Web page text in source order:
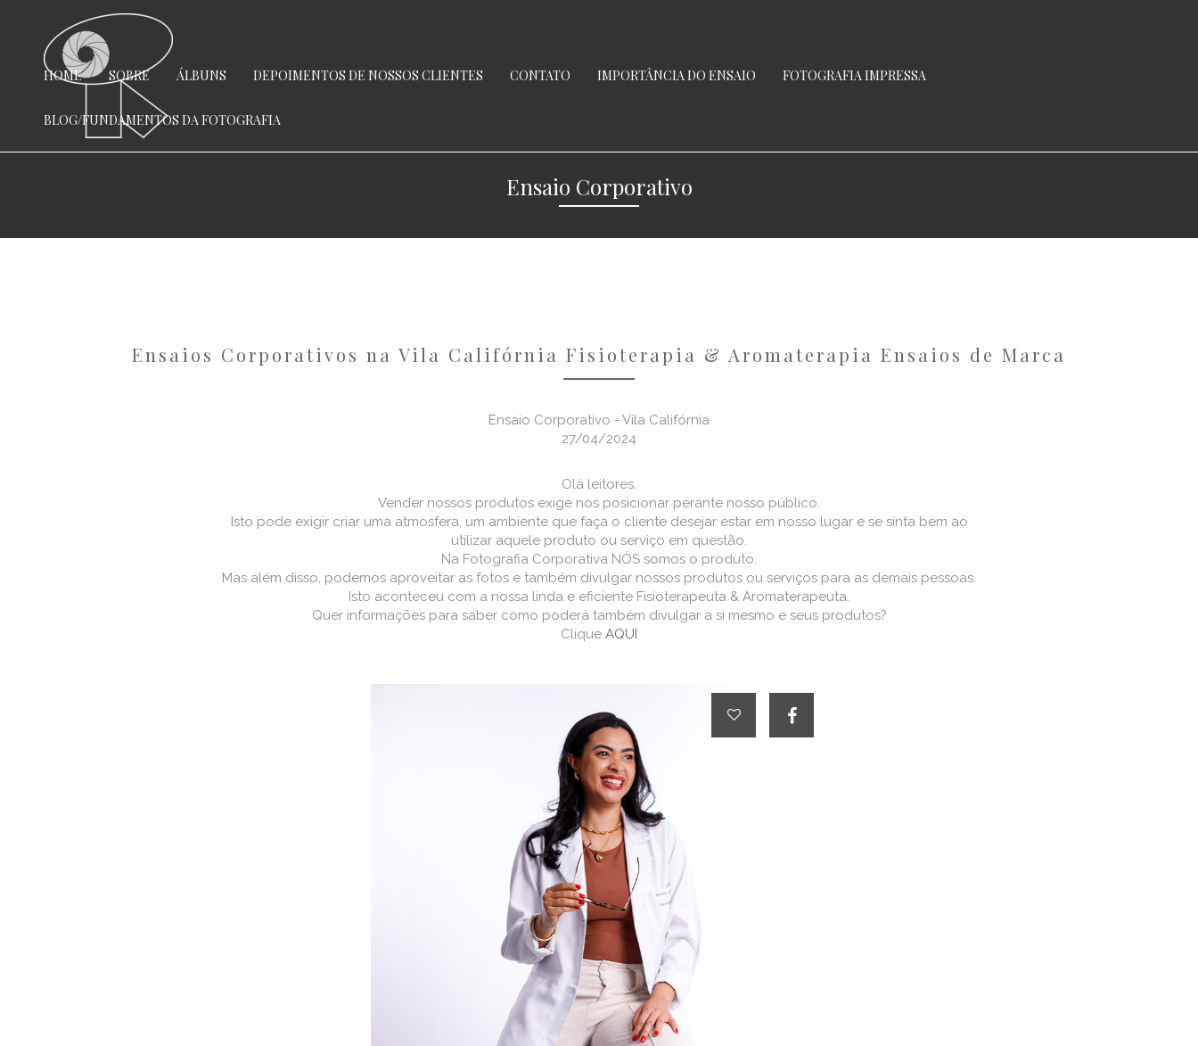
HOME SOBRE ÁLBUNS DEPOIMENTOS DE NOSSOS CLIENTES CONTATO IMPORTÂNCIA DO ENSAIO FOTOGRAFIA IMPRESSA
BLOG/FUNDAMENTOS DA FOTOGRAFIA
Ensaio Corporativo
Ensaios Corporativos na Vila Califórnia Fisioterapia & Aromaterapia Ensaios de Marca
Ensaio Corporativo - Vila Califórnia
27/04/2024
Olá leitores.
Vender nossos produtos exige nos posicionar perante nosso público.
Isto pode exigir criar uma atmosfera, um ambiente que faça o cliente desejar estar em nosso lugar e se sinta bem ao
utilizar aquele produto ou serviço em questão.
Na Fotografia Corporativa NÓS somos o produto.
Mas além disso, podemos aproveitar as fotos e também divulgar nossos produtos ou serviços para as demais pessoas.
Isto aconteceu com a nossa linda e eficiente Fisioterapeuta & Aromaterapeuta.
Quer informações para saber como poderá também divulgar a si mesmo e seus produtos?
Clique AQUI